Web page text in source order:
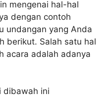
mengenai hal-hal
dengan contoh
undangan yang Anda
berikut. Salah satu hal
acara adalah adanya
dibawah ini